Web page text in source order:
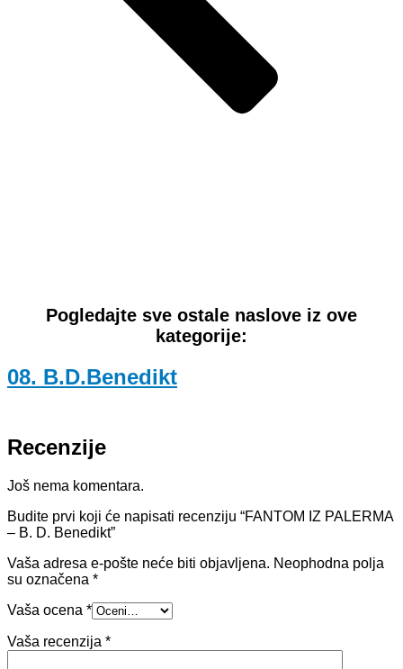
Pogledajte sve ostale naslove iz ove
kategorije:
08. B.D.Benedikt
Recenzije
Još nema komentara.
Budite prvi koji će napisati recenziju “FANTOM IZ PALERMA
– B. D. Benedikt”
Vaša adresa e-pošte neće biti objavljena. Neophodna polja
su označena *
Vaša ocena *
Vaša recenzija *